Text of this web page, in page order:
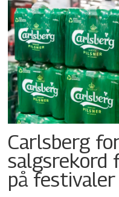
Carlsberg
salgsrekord
på festivaler